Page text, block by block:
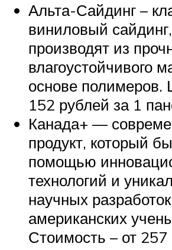
Альта-Сайдинг –
виниловый
производят из
влагоустойчивого
основе полимеров.
152 рублей за 1
Канада+ —
продукт, который
помощью
технологий и
научных разработок
американских
Стоимость – от 257